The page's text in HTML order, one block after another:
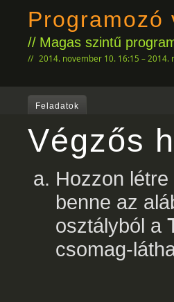
Programozó
Magas szintű
2014. november 10. 16:15 – 2014.
Feladatok
Végzős
Hozzon
benne az
osztályból a
csomag-